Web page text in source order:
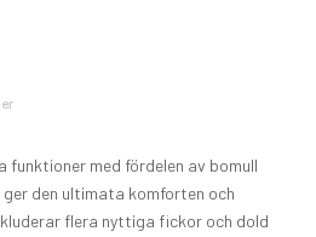
funktioner med fördelen av bomull
den ultimata komforten och
flera nyttiga fickor och dold